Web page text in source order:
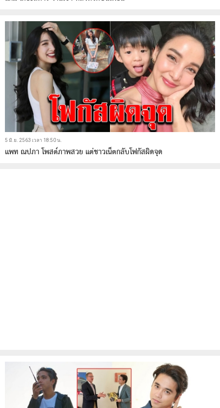
5 มิ.ย. 2563 เวลา 18:50 น.
แพท ณปภา โพสต์ภาพสวย แต่ชาวเน็ตกลับโฟกัสผิดจุด